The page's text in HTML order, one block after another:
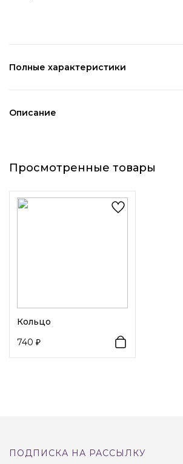
Полные характеристики
Возраст: Взрослый
Описание
цвета. Кольцо можно надеть на любой
так и сужено.
Просмотренные товары
Кольцо
740
ПОДПИСКА НА РАССЫЛКУ